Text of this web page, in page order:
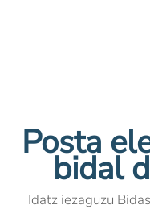
Posta
bidal
Idatz iezaguzu